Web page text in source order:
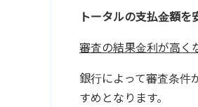
トータルの支払金額
審査の結果金利が高く
銀行によって審査条件
すめとなります。